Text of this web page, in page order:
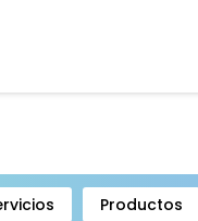
Productos